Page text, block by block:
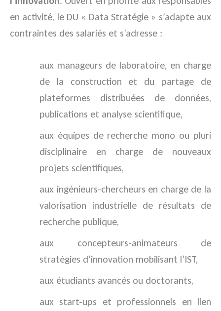
en activité, le DU « Data Stratégie » s’adapte aux
contraintes des salariés et s’adresse :
aux manageurs de laboratoire, en charge
de la construction et du partage de
plateformes distribuées de données,
publications et analyse scientifique,
aux équipes de recherche mono ou pluri
disciplinaire en charge de nouveaux
projets scientifiques,
aux ingénieurs-chercheurs en charge de la
valorisation industrielle de résultats de
recherche publique,
aux concepteurs-animateurs de
stratégies d’innovation mobilisant l’IST,
aux étudiants avancés ou doctorants,
aux start-ups et professionnels en lien